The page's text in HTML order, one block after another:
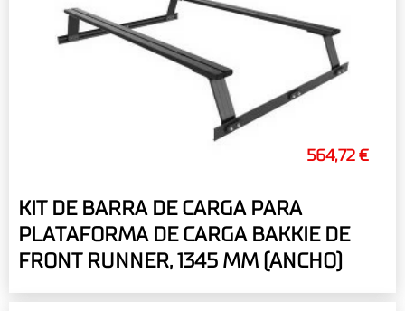
564,72 €
KIT DE BARRA DE CARGA PARA
PLATAFORMA DE CARGA BAKKIE DE
FRONT RUNNER, 1345 MM (ANCHO)